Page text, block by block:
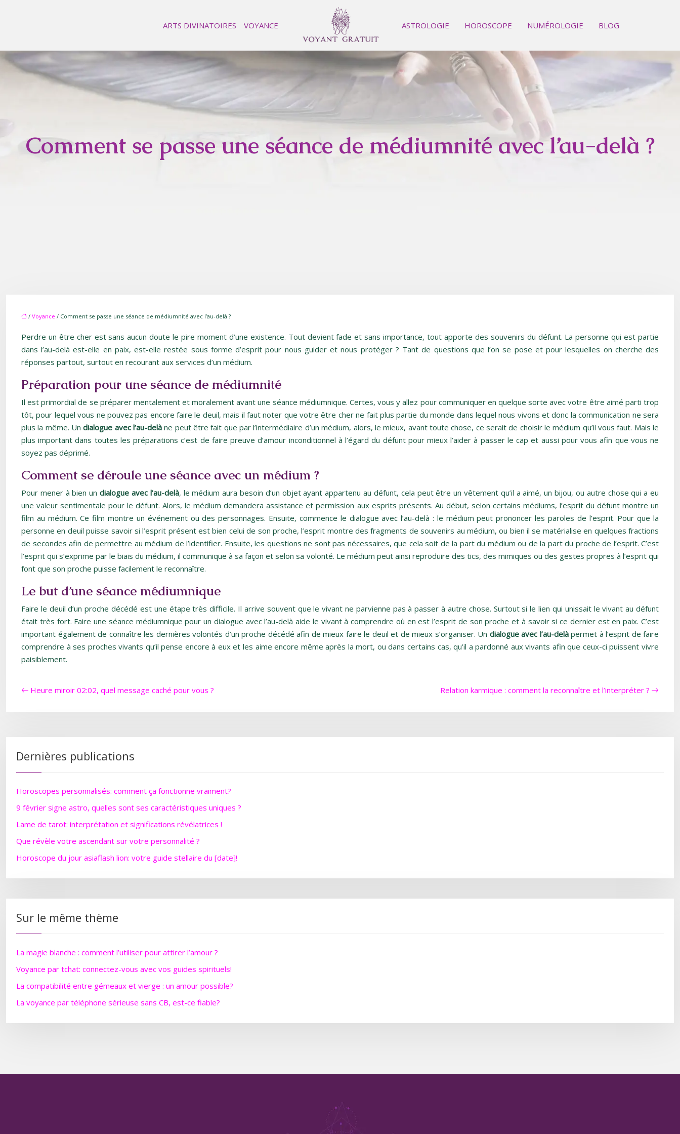
VOYANCE
ARTS DIVINATOIRES ASTROLOGIE HOROSCOPE NUMÉROLOGIE BLOG
Comment se passe une séance de médiumnité avec l’au-delà ?
/ Voyance / Comment se passe une séance de médiumnité avec l’au-delà ?
Perdre un être cher est sans aucun doute le pire moment d’une existence. Tout devient fade et sans importance, tout apporte des souvenirs du défunt. La personne qui est partie
dans l’au-delà est-elle en paix, est-elle restée sous forme d’esprit pour nous guider et nous protéger ? Tant de questions que l’on se pose et pour lesquelles on cherche des
réponses partout, surtout en recourant aux services d’un médium.
Préparation pour une séance de médiumnité
Il est primordial de se préparer mentalement et moralement avant une séance médiumnique. Certes, vous y allez pour communiquer en quelque sorte avec votre être aimé parti trop
tôt, pour lequel vous ne pouvez pas encore faire le deuil, mais il faut noter que votre être cher ne fait plus partie du monde dans lequel nous vivons et donc la communication ne sera
plus la même. Undialogue avec l’au-delà ne peut être fait que par l’intermédiaire d’un médium, alors, le mieux, avant toute chose, ce serait de choisir le médium qu’il vous faut. Mais le
plus important dans toutes les préparations c’est de faire preuve d’amour inconditionnel à l’égard du défunt pour mieux l’aider à passer le cap et aussi pour vous afin que vous ne
soyez pas déprimé.
Comment se déroule une séance avec un médium ?
Pour mener à bien undialogue avec l’au-delà, le médium aura besoin d’un objet ayant appartenu au défunt, cela peut être un vêtement qu’il a aimé, un bijou, ou autre chose qui a eu
une valeur sentimentale pour le défunt. Alors, le médium demandera assistance et permission aux esprits présents. Au début, selon certains médiums, l’esprit du défunt montre un
film au médium. Ce film montre un événement ou des personnages. Ensuite, commence le dialogue avec l’au-delà : le médium peut prononcer les paroles de l’esprit. Pour que la
personne en deuil puisse savoir si l’esprit présent est bien celui de son proche, l’esprit montre des fragments de souvenirs au médium, ou bien il se matérialise en quelques fractions
de secondes afin de permettre au médium de l’identifier. Ensuite, les questions ne sont pas nécessaires, que cela soit de la part du médium ou de la part du proche de l’esprit. C’est
l’esprit qui s’exprime par le biais du médium, il communique à sa façon et selon sa volonté. Le médium peut ainsi reproduire des tics, des mimiques ou des gestes propres à l’esprit qui
font que son proche puisse facilement le reconnaître.
Le but d’une séance médiumnique
Faire le deuil d’un proche décédé est une étape très difficile. Il arrive souvent que le vivant ne parvienne pas à passer à autre chose. Surtout si le lien qui unissait le vivant au défunt
était très fort. Faire une séance médiumnique pour un dialogue avec l’au-delà aide le vivant à comprendre où en est l’esprit de son proche et à savoir si ce dernier est en paix. C’est
important également de connaître les dernières volontés d’un proche décédé afin de mieux faire le deuil et de mieux s’organiser. Un dialogue avec l’au-delàpermet à l’esprit de faire
comprendre à ses proches vivants qu’il pense encore à eux et les aime encore même après la mort, ou dans certains cas, qu’il a pardonné aux vivants afin que ceux-ci puissent vivre
paisiblement.
Heure miroir 02:02, quel message caché pour vous ? Relation karmique : comment la reconnaître et l’interpréter ?
Dernières publications
Horoscopes personnalisés: comment ça fonctionne vraiment?
9 février signe astro, quelles sont ses caractéristiques uniques ?
Lame de tarot: interprétation et significations révélatrices !
Que révèle votre ascendant sur votre personnalité ?
Horoscope du jour asiaflash lion: votre guide stellaire du [date]!
Sur le même thème
La magie blanche : comment l’utiliser pour attirer l’amour ?
Voyance par tchat: connectez-vous avec vos guides spirituels!
La compatibilité entre gémeaux et vierge : un amour possible?
La voyance par téléphone sérieuse sans CB, est-ce fiable?